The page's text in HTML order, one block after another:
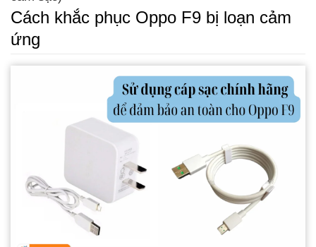
Cách khắc phục Oppo F9 bị loạn cảm
ứng